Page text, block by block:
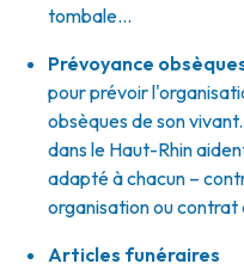
tombale…
Prévoyance
pour prévoir
obsèques de son
dans le Haut-Rhin
adapté à chacun –
organisation ou contrat
Articles funéraires